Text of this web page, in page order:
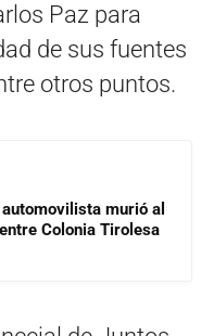
Paz para
de sus fuentes
otros puntos.
murió al
Colonia Tirolesa